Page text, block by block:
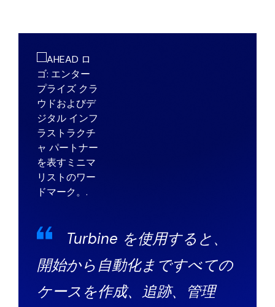
Turbine を使用すると、
開始から自動化まですべての
ケースを作成、追跡、管理